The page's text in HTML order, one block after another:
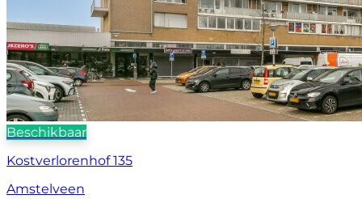
Beschikbaar
Kostverlorenhof 135
Amstelveen